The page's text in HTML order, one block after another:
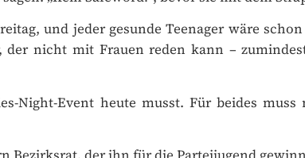
und jeder gesunde Teenager wäre
der nicht mit Frauen reden kann –
Night-Event heute musst. Für beides muss
Bezirksrat, der ihn für die Parteijugend